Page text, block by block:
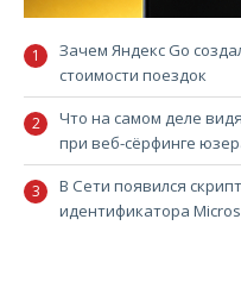
Зачем Яндекс Go
стоимости поездок
Что на самом деле
при веб-сёрфинге
В Сети появился
идентификатора